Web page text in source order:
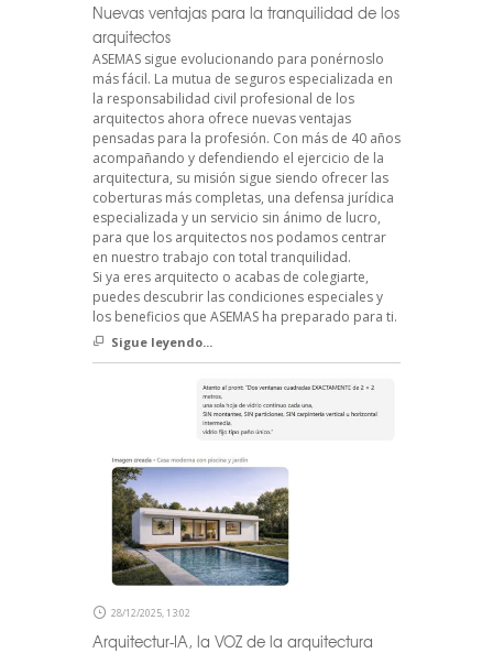
Nuevas ventajas para la tranquilidad de los
arquitectos
ASEMAS sigue evolucionando para ponérnoslo
más fácil. La mutua de seguros especializada en
la responsabilidad civil profesional de los
arquitectos ahora ofrece nuevas ventajas
pensadas para la profesión. Con más de 40 años
acompañando y defendiendo el ejercicio de la
arquitectura, su misión sigue siendo ofrecer las
coberturas más completas, una defensa jurídica
especializada y un servicio sin ánimo de lucro,
para que los arquitectos nos podamos centrar
en nuestro trabajo con total tranquilidad.
Si ya eres arquitecto o acabas de colegiarte,
puedes descubrir las condiciones especiales y
los beneficios que ASEMAS ha preparado para ti.
Sigue leyendo...
28/12/2025, 13:02
Arquitectur-IA, la VOZ de la arquitectura